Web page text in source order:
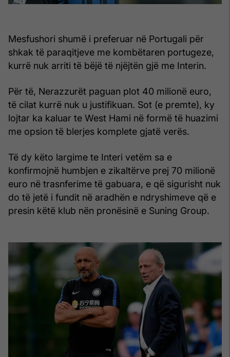
Mesfushori shumë i preferuar në Portugali për
shkak të paraqitjeve me kombëtaren portugeze,
kurrë nuk arriti të bëjë të njëjtën gjë me Interin.
Për të, Nerazzurët paguan plot 40 milionë euro,
të cilat kurrë nuk u justifikuan. Sot (e premte), ky
lojtar ka kaluar te West Hami në formë të huazimi
me opsion të blerjes komplete gjatë verës.
Të dy këto largime te Interi vetëm sa e
konfirmojnë humbjen e zikaltërve prej 70 milionë
euro në trasnferime të gabuara, e që sigurisht nuk
do të jetë i fundit në aradhën e ndryshimeve që e
presin këtë klub nën pronësinë e Suning Group.